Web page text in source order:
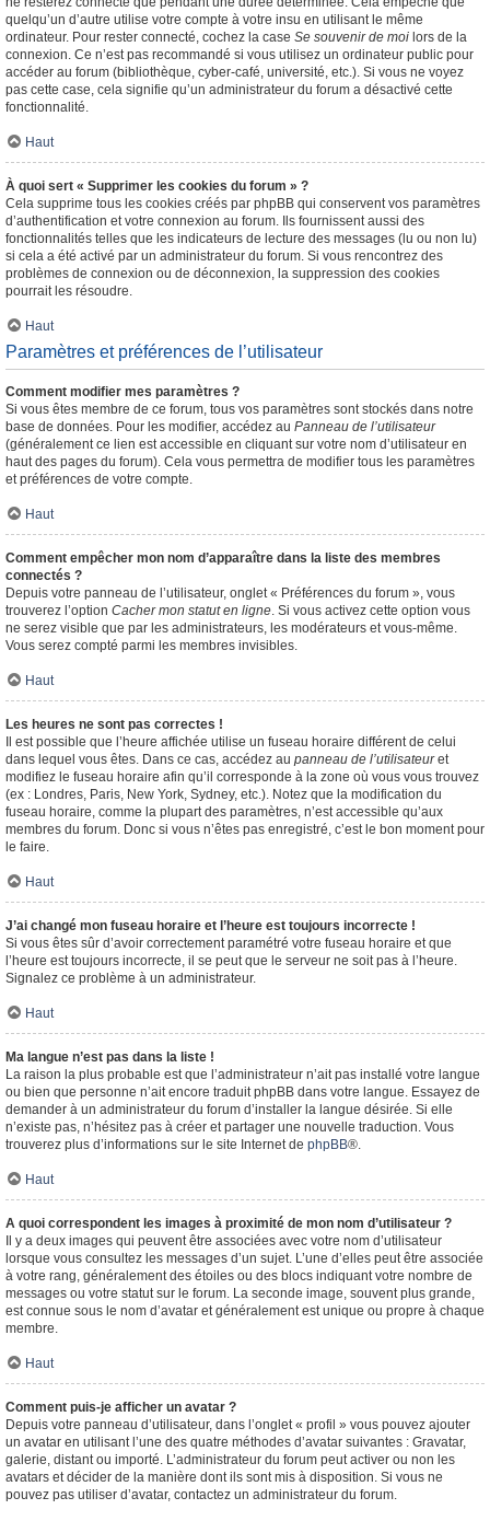
quelqu’un d’autre utilise votre compte à votre insu en utilisant le même
ordinateur. Pour rester connecté, cochez la case Se souvenir de moi lors de la
connexion. Ce n’est pas recommandé si vous utilisez un ordinateur public pour
accéder au forum (bibliothèque, cyber-café, université, etc.). Si vous ne voyez
pas cette case, cela signifie qu’un administrateur du forum a désactivé cette
fonctionnalité.
Haut
À quoi sert « Supprimer les cookies du forum » ?
Cela supprime tous les cookies créés par phpBB qui conservent vos paramètres
d’authentification et votre connexion au forum. Ils fournissent aussi des
fonctionnalités telles que les indicateurs de lecture des messages (lu ou non lu)
si cela a été activé par un administrateur du forum. Si vous rencontrez des
problèmes de connexion ou de déconnexion, la suppression des cookies
pourrait les résoudre.
Haut
Paramètres et préférences de l’utilisateur
Comment modifier mes paramètres ?
Si vous êtes membre de ce forum, tous vos paramètres sont stockés dans notre
base de données. Pour les modifier, accédez au Panneau de l’utilisateur
(généralement ce lien est accessible en cliquant sur votre nom d’utilisateur en
haut des pages du forum). Cela vous permettra de modifier tous les paramètres
et préférences de votre compte.
Haut
Comment empêcher mon nom d’apparaître dans la liste des membres
connectés ?
Depuis votre panneau de l’utilisateur, onglet « Préférences du forum », vous
trouverez l’option Cacher mon statut en ligne. Si vous activez cette option vous
ne serez visible que par les administrateurs, les modérateurs et vous-même.
Vous serez compté parmi les membres invisibles.
Haut
Les heures ne sont pas correctes !
Il est possible que l’heure affichée utilise un fuseau horaire différent de celui
dans lequel vous êtes. Dans ce cas, accédez au panneau de l’utilisateuret
modifiez le fuseau horaire afin qu’il corresponde à la zone où vous vous trouvez
(ex : Londres, Paris, New York, Sydney, etc.). Notez que la modification du
fuseau horaire, comme la plupart des paramètres, n’est accessible qu’aux
membres du forum. Donc si vous n’êtes pas enregistré, c’est le bon moment pour
le faire.
Haut
J’ai changé mon fuseau horaire et l’heure est toujours incorrecte !
Si vous êtes sûr d’avoir correctement paramétré votre fuseau horaire et que
l’heure est toujours incorrecte, il se peut que le serveur ne soit pas à l’heure.
Signalez ce problème à un administrateur.
Haut
Ma langue n’est pas dans la liste !
La raison la plus probable est que l’administrateur n’ait pas installé votre langue
ou bien que personne n’ait encore traduit phpBB dans votre langue. Essayez de
demander à un administrateur du forum d’installer la langue désirée. Si elle
n’existe pas, n’hésitez pas à créer et partager une nouvelle traduction. Vous
trouverez plus d’informations sur le site Internet de phpBB®.
Haut
A quoi correspondent les images à proximité de mon nom d’utilisateur ?
Il y a deux images qui peuvent être associées avec votre nom d’utilisateur
lorsque vous consultez les messages d’un sujet. L’une d’elles peut être associée
à votre rang, généralement des étoiles ou des blocs indiquant votre nombre de
messages ou votre statut sur le forum. La seconde image, souvent plus grande,
est connue sous le nom d’avatar et généralement est unique ou propre à chaque
membre.
Haut
Comment puis-je afficher un avatar ?
Depuis votre panneau d’utilisateur, dans l’onglet « profil » vous pouvez ajouter
un avatar en utilisant l’une des quatre méthodes d’avatar suivantes : Gravatar,
galerie, distant ou importé. L’administrateur du forum peut activer ou non les
avatars et décider de la manière dont ils sont mis à disposition. Si vous ne
pouvez pas utiliser d’avatar, contactez un administrateur du forum.